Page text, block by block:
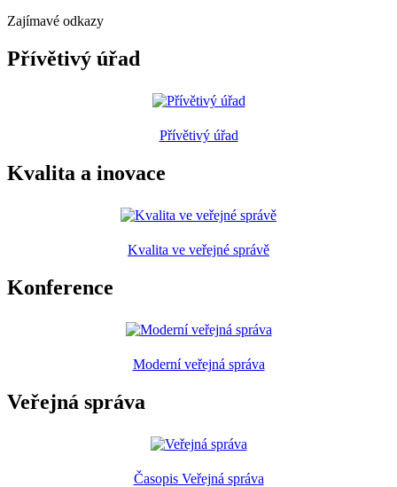
Zajímavé odkazy
Přívětivý úřad
Přívětivý úřad
Kvalita a inovace
Kvalita ve veřejné správě
Konference
Moderní veřejná správa
Veřejná správa
Časopis Veřejná správa